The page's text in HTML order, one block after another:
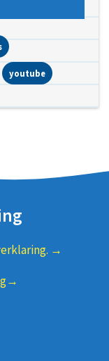
youtube
→